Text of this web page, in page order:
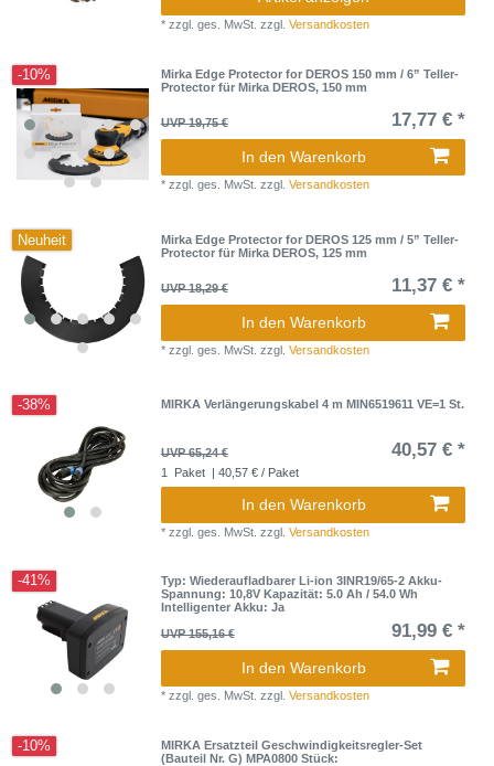
* zzgl. ges. MwSt. zzgl. Versandkosten
-10%
Mirka Edge Protector for DEROS 150 mm / 6” Teller-
Protector für Mirka DEROS, 150 mm
UVP 19,75 € 17,77 € *
In den Warenkorb
* zzgl. ges. MwSt. zzgl. Versandkosten
Neuheit
Mirka Edge Protector for DEROS 125 mm / 5” Teller-
Protector für Mirka DEROS, 125 mm
UVP 18,29 € 11,37 € *
In den Warenkorb
* zzgl. ges. MwSt. zzgl. Versandkosten
-38% MIRKA Verlängerungskabel 4 m MIN6519611 VE=1 St.
UVP 65,24 € 40,57 € *
1 Paket | 40,57 € / Paket
In den Warenkorb
* zzgl. ges. MwSt. zzgl. Versandkosten
-41%
Typ: Wiederaufladbarer Li-ion 3INR19/65-2 Akku-
Spannung: 10,8V Kapazität: 5.0 Ah / 54.0 Wh
Intelligenter Akku: Ja
UVP 155,16 €
91,99 € *
In den Warenkorb
* zzgl. ges. MwSt. zzgl. Versandkosten
-10%
MIRKA Ersatzteil Geschwindigkeitsregler-Set
(Bauteil Nr. G) MPA0800 Stück: